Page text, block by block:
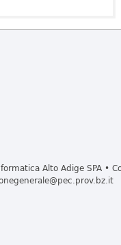
Alto Adige SPA •